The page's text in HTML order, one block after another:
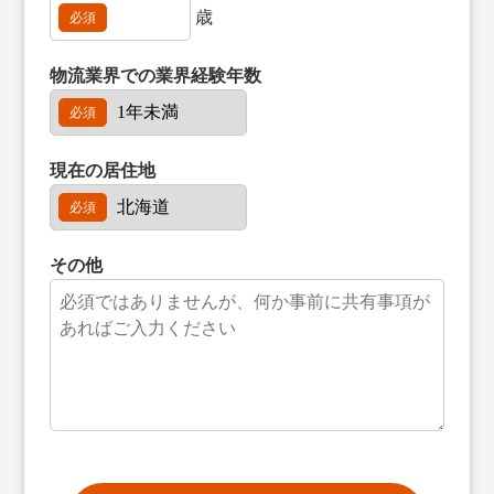
必須 歳
物流業界での業界経験年数
必須
現在の居住地
必須
その他